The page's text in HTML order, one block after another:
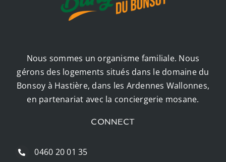
Nous sommes un organisme familiale. Nous
gérons des logements situés dans le domaine du
Bonsoy à Hastière, dans les Ardennes Wallonnes,
en partenariat avec la conciergerie mosane.
CONNECT
0460 20 01 35